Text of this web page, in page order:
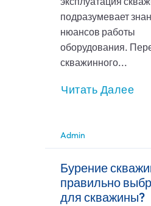
подразумевает
нюансов работы
оборудования.
скважинного...
Читать Далее
Admin
Бурение
правильно
для скважины?